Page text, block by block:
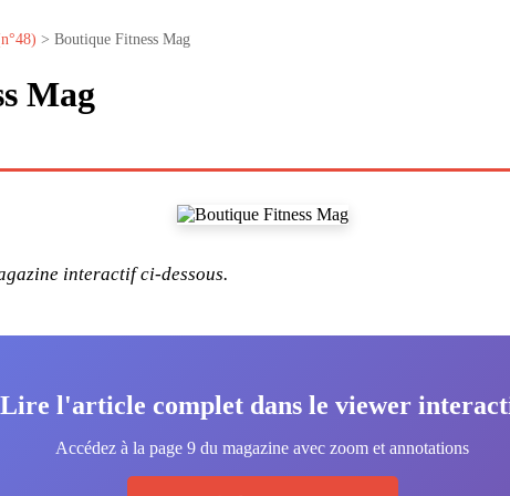
> Boutique Fitness Mag
Mag
interactif ci-dessous.
Lire l'article complet dans le viewer
Accédez à la page 9 du magazine avec zoom et annotations